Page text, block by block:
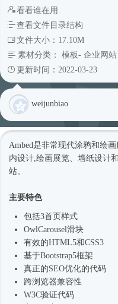
看看谁在用
查看文件目录结构
文件大小：17.10M
素材分类： 模板- 企业网站
更新时间：2022-03-23
weijunbiao
Ambed是非常现代涂鸦和绘画
内设计,绘画展览、墙纸设计
站。
主要特色
包括3首页样式
OwlCarousel滑块
有效的HTML5和CSS3
基于Bootstrap5框架
真正的SEO优化的代码
跨浏览器兼容性
W3C验证代码